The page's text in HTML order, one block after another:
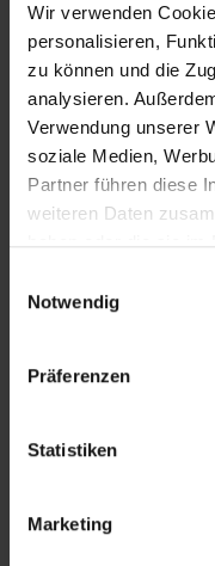
Wir verwenden
personalisieren,
zu können und die
analysieren.
Verwendung unserer
soziale Medien,
Partner führen diese
weiteren Daten
haben oder die sie im
Notwendig
Präferenzen
Statistiken
Marketing
Bestätigung der
Erstzertifizierung.
Belege der
Arbeitstätigkeit.
alle Produktsektoren
Zurück
Unterrichtsform:
Termine: